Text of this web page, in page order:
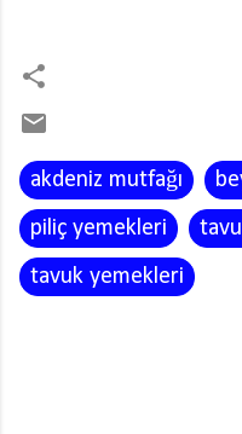
akdeniz mutfağı
piliç yemekleri
tavuk yemekleri